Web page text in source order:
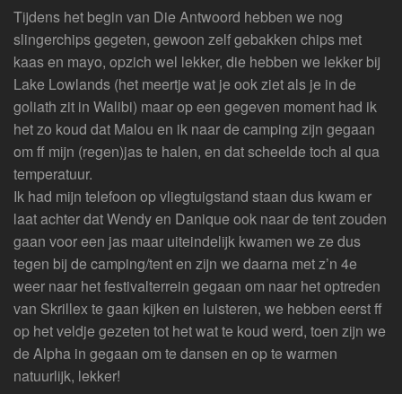
Tijdens het begin van Die Antwoord hebben we nog
slingerchips gegeten, gewoon zelf gebakken chips met
kaas en mayo, opzich wel lekker, die hebben we lekker bij
Lake Lowlands (het meertje wat je ook ziet als je in de
goliath zit in Walibi) maar op een gegeven moment had ik
het zo koud dat Malou en ik naar de camping zijn gegaan
om ff mijn (regen)jas te halen, en dat scheelde toch al qua
temperatuur.
Ik had mijn telefoon op vliegtuigstand staan dus kwam er
laat achter dat Wendy en Danique ook naar de tent zouden
gaan voor een jas maar uiteindelijk kwamen we ze dus
tegen bij de camping/tent en zijn we daarna met z’n 4e
weer naar het festivalterrein gegaan om naar het optreden
van Skrillex te gaan kijken en luisteren, we hebben eerst ff
op het veldje gezeten tot het wat te koud werd, toen zijn we
de Alpha in gegaan om te dansen en op te warmen
natuurlijk, lekker!